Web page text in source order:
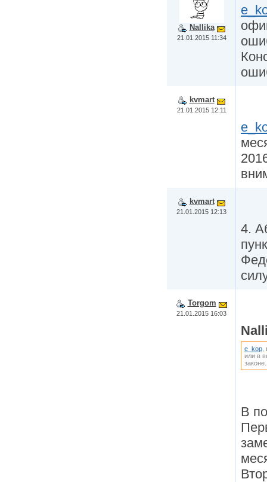
Nallika
21.01.2015 11:34
kvmart
21.01.2015 12:11
kvmart
21.01.2015 12:13
4.
Torgom
21.01.2015 16:03
e_kop
или в
законе.
В